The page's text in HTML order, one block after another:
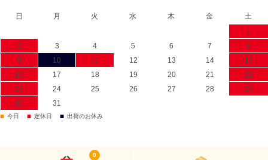
日 月 火 水 木 金
土
1
2
3 4 5 6 7
8
9
10 11 12 13 14
15
16
17 18 19 20 21
22
23
24 25 26 27 28
29
30
31
■ 今日 ■ 定休日 ■ 出荷のお休み
0